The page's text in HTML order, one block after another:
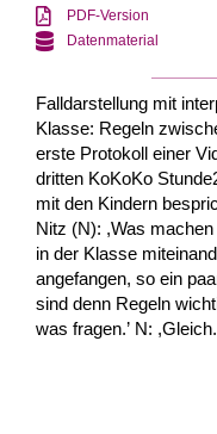
PDF-Version
Datenmaterial
Falldarstellung mit
Klasse: Regeln
erste Protokoll einer
dritten KoKoKo
mit den Kindern
Nitz (N): ,Was
in der Klasse
angefangen, so ein
sind denn Regeln
was fragen.’ N: